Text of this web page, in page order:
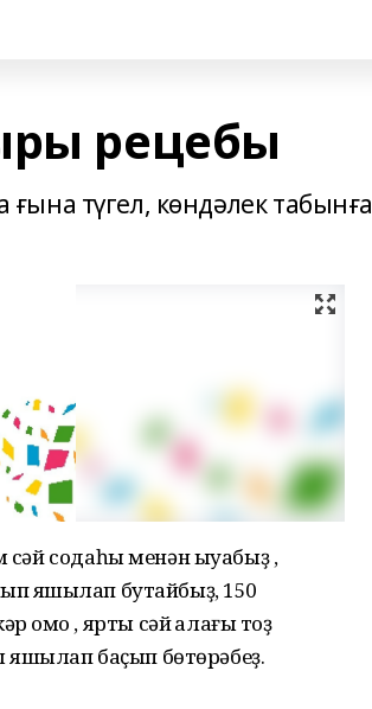
рецебы
түгел, көндәлек табынға
сәй содаһы менән ыуабыҙ ,
яҡшылап бутайбыҙ, 150
ҡомо , ярты сәй ҡалағы тоҙ
баҫып бөтөрәбеҙ.